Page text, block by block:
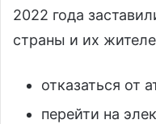
2022 года
страны и их
отказаться от
перейти на